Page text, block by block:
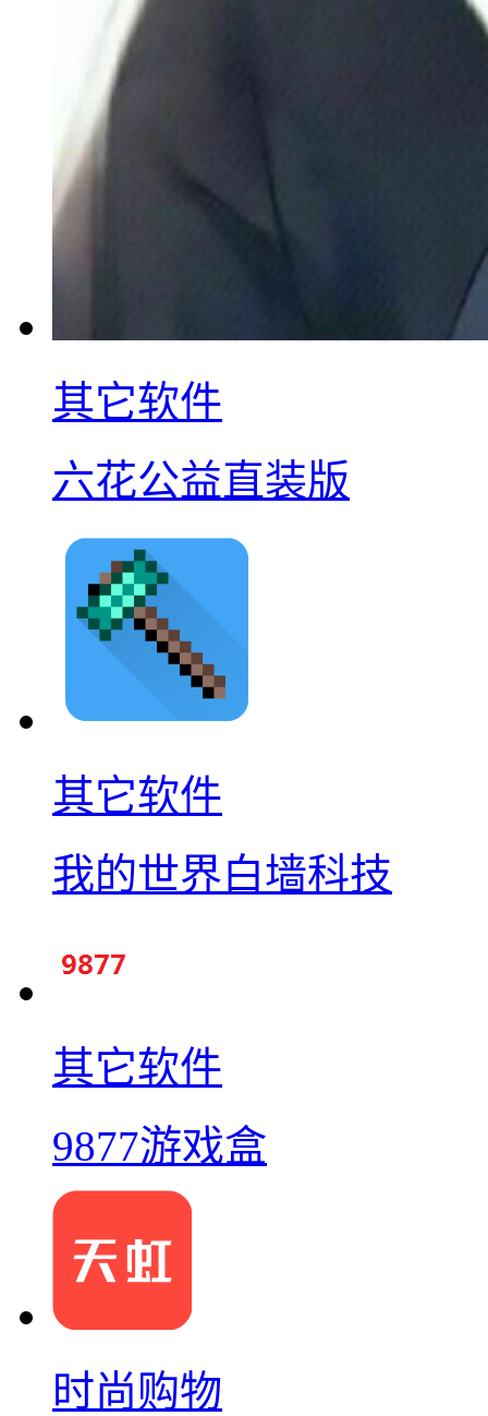
其它软件
六花公益直装版
其它软件
我的世界白墙科技
其它软件
9877游戏盒
时尚购物